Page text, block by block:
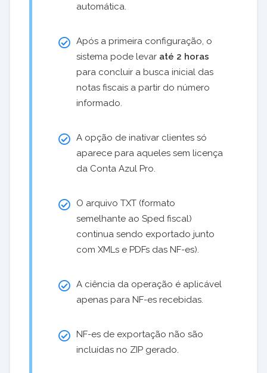
automática.
Após a primeira configuração, o
sistema pode levar até 2 horas
para concluir a busca inicial das
notas fiscais a partir do número
informado.
A opção de inativar clientes só
aparece para aqueles sem licença
da Conta Azul Pro.
O arquivo TXT (formato
semelhante ao Sped fiscal)
continua sendo exportado junto
com XMLs e PDFs das NF-es).
A ciência da operação é aplicável
apenas para NF-es recebidas.
NF-es de exportação não são
incluídas no ZIP gerado.